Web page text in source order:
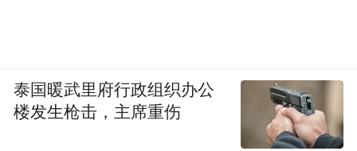
泰国暖武里府行政组织办公
楼发生枪击，主席重伤